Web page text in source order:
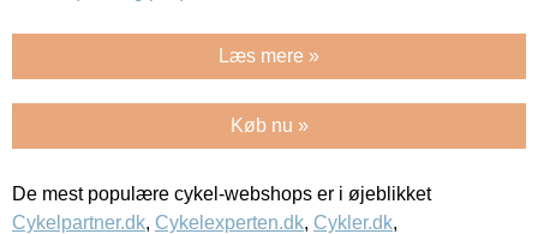
Læs mere »
Køb nu »
De mest populære cykel-webshops er i øjeblikket
Cykelpartner.dk, Cykelexperten.dk, Cykler.dk,